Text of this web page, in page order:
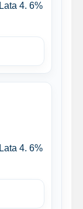
4. 6%
4. 6%